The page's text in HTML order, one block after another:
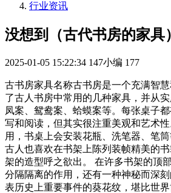
行业资讯
没想到（古代书房的家
2025-01-05 15:22:34 147小编 177
古书房家具名称古书房是一个充满智
了古人书房中常用的几种家具，并从
凤案、鸳鸯案、蛤蟆案等。每张桌子
写和阅读，但其实很注重美观和艺术
用，书桌上会安装花瓶、洗笔器、笔
古人也喜欢在书架上陈列装帧精美的
架的造型呼之欲出。 在许多书架的顶
分隔隔离的作用，还有一种神秘而深
表历史上重要事件的葵花纹，堪比世